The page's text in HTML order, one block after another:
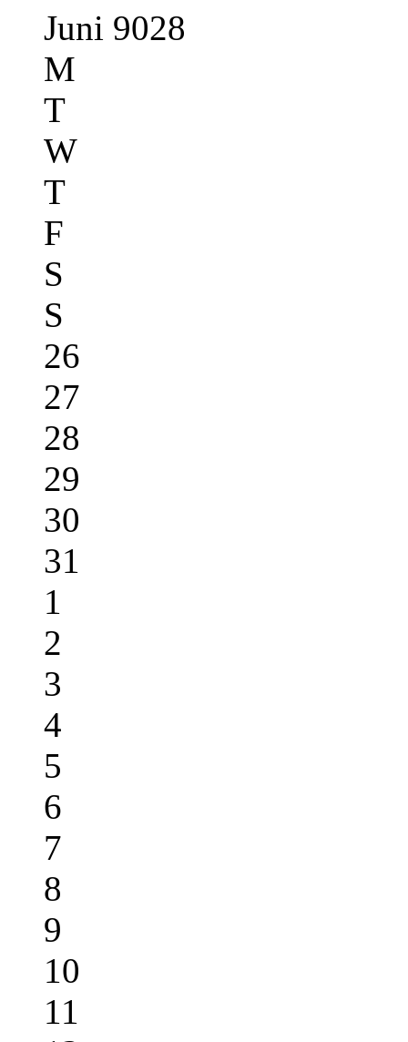
Juni 9028
M
T
W
T
F
S
S
26
27
28
29
30
31
1
2
3
4
5
6
7
8
9
10
11